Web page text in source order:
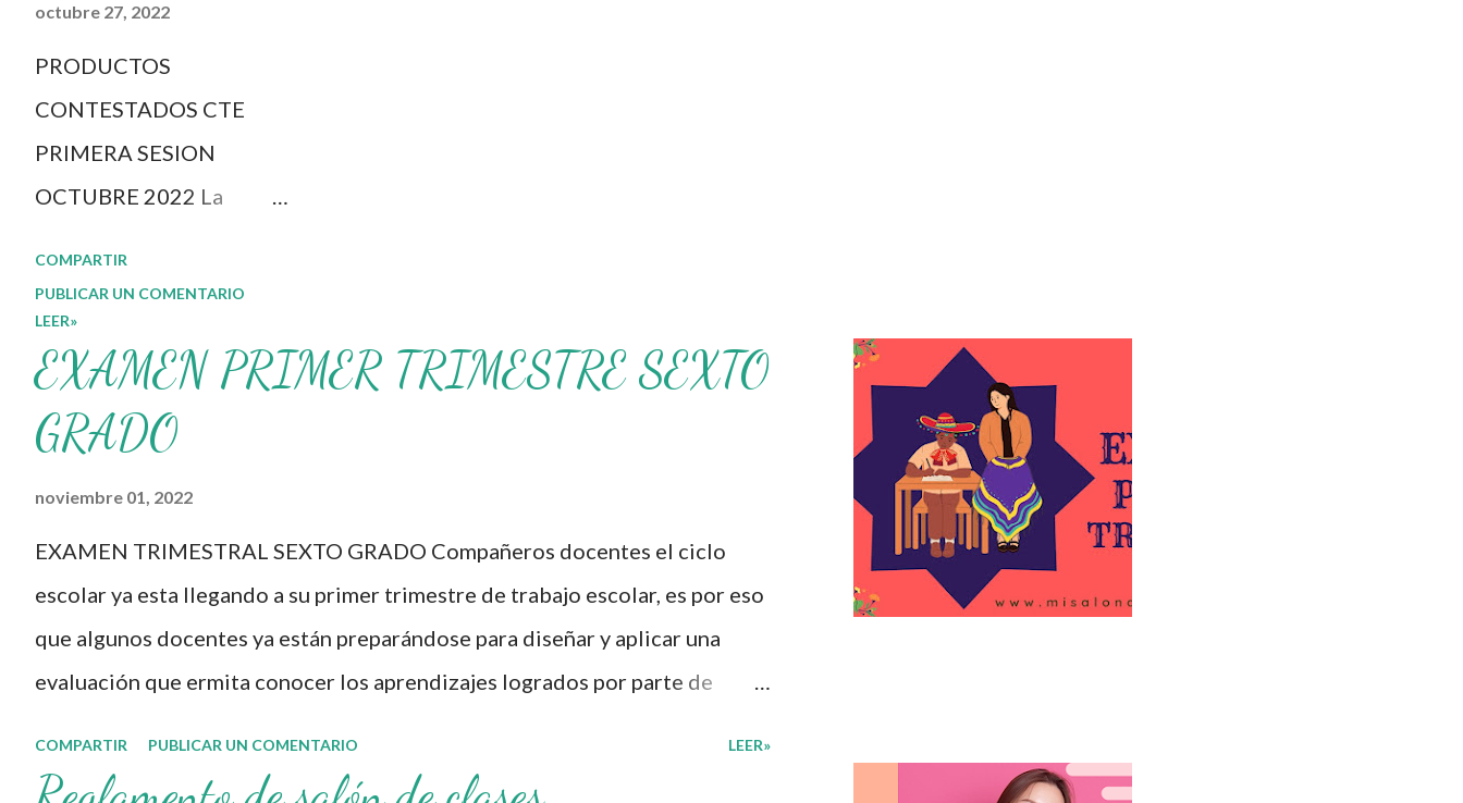
octubre 27, 2022
PRODUCTOS
CONTESTADOS CTE
PRIMERA SESION
OCTUBRE 2022 La
Taller Intensivo de
Formación Continua para
Docentes y sus
materiales, se
transforman,
entretejiendo los
procesos de formación y
de gestión, sin
distinguirlos por
momentos, y transitando
COMPARTIR
PUBLICAR UN COMENTARIO
LEER»
EXAMEN PRIMER TRIMESTRE SEXTO
GRADO
noviembre 01, 2022
EXAMEN TRIMESTRAL SEXTO GRADO Compañeros docentes el ciclo
escolar ya esta llegando a su primer trimestre de trabajo escolar, es por eso
que algunos docentes ya están preparándose para diseñar y aplicar una
evaluación que ermita conocer los aprendizajes logrados por parte de
evaluar las diferentes asignaturas que sus alumnos cursaron durante este
COMPARTIR PUBLICAR UN COMENTARIO LEER»